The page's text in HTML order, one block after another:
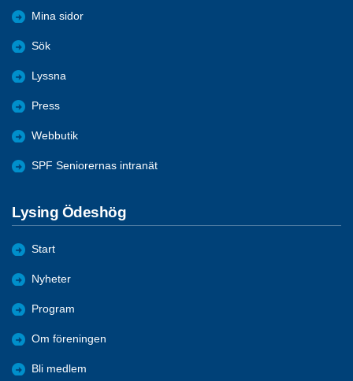
Mina sidor
Sök
Lyssna
Press
Webbutik
SPF Seniorernas intranät
Lysing Ödeshög
Start
Nyheter
Program
Om föreningen
Bli medlem